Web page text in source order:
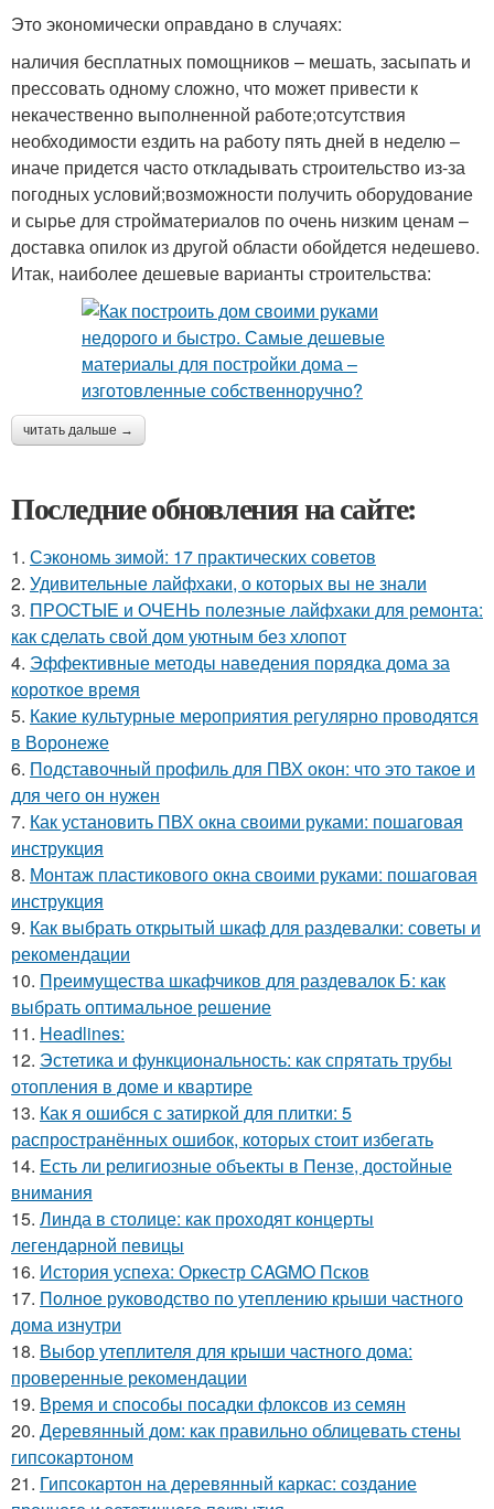
Это экономически оправдано в случаях:
наличия бесплатных помощников – мешать, засыпать и
прессовать одному сложно, что может привести к
некачественно выполненной работе;отсутствия
необходимости ездить на работу пять дней в неделю –
иначе придется часто откладывать строительство из-за
погодных условий;возможности получить оборудование
и сырье для стройматериалов по очень низким ценам –
доставка опилок из другой области обойдется недешево.
Итак, наиболее дешевые варианты строительства:
читать дальше →
Последние обновления на сайте:
1. Сэкономь зимой: 17 практических советов
2. Удивительные лайфхаки, о которых вы не знали
3. ПРОСТЫЕ и ОЧЕНЬ полезные лайфхаки для ремонта:
как сделать свой дом уютным без хлопот
4. Эффективные методы наведения порядка дома за
короткое время
5. Какие культурные мероприятия регулярно проводятся
в Воронеже
6. Подставочный профиль для ПВХ окон: что это такое и
для чего он нужен
7. Как установить ПВХ окна своими руками: пошаговая
инструкция
8. Монтаж пластикового окна своими руками: пошаговая
инструкция
9. Как выбрать открытый шкаф для раздевалки: советы и
рекомендации
10. Преимущества шкафчиков для раздевалок Б: как
выбрать оптимальное решение
11. Headlines:
12. Эстетика и функциональность: как спрятать трубы
отопления в доме и квартире
13. Как я ошибся с затиркой для плитки: 5
распространённых ошибок, которых стоит избегать
14. Есть ли религиозные объекты в Пензе, достойные
внимания
15. Линда в столице: как проходят концерты
легендарной певицы
16. История успеха: Оркестр CAGMO Псков
17. Полное руководство по утеплению крыши частного
дома изнутри
18. Выбор утеплителя для крыши частного дома:
проверенные рекомендации
19. Время и способы посадки флоксов из семян
20. Деревянный дом: как правильно облицевать стены
гипсокартоном
21. Гипсокартон на деревянный каркас: создание